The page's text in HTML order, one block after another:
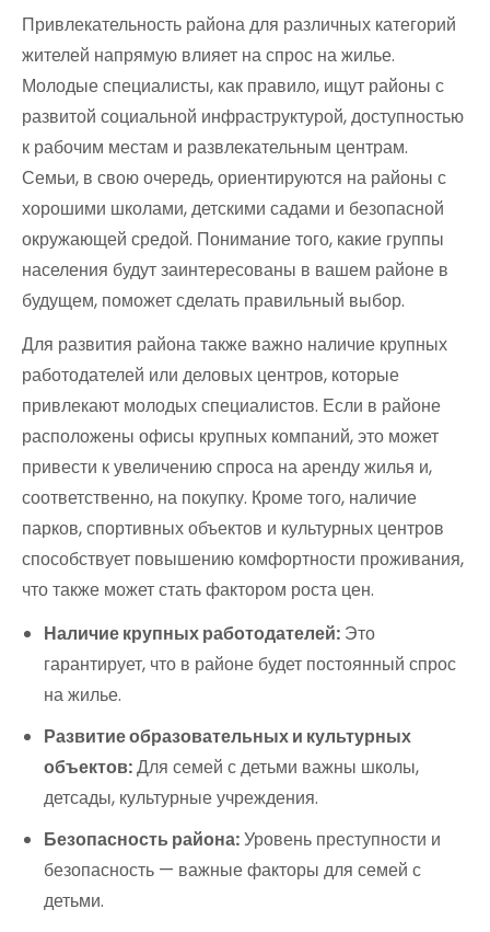
Привлекательность района для различных категорий
жителей напрямую влияет на спрос на жилье.
Молодые специалисты, как правило, ищут районы с
развитой социальной инфраструктурой, доступностью
к рабочим местам и развлекательным центрам.
Семьи, в свою очередь, ориентируются на районы с
хорошими школами, детскими садами и безопасной
окружающей средой. Понимание того, какие группы
населения будут заинтересованы в вашем районе в
будущем, поможет сделать правильный выбор.
Для развития района также важно наличие крупных
работодателей или деловых центров, которые
привлекают молодых специалистов. Если в районе
расположены офисы крупных компаний, это может
привести к увеличению спроса на аренду жилья и,
соответственно, на покупку. Кроме того, наличие
парков, спортивных объектов и культурных центров
способствует повышению комфортности проживания,
что также может стать фактором роста цен.
Наличие крупных работодателей: Это
гарантирует, что в районе будет постоянный спрос
на жилье.
Развитие образовательных и культурных
объектов:Для семей с детьми важны школы,
детсады, культурные учреждения.
Безопасность района:Уровень преступности и
безопасность — важные факторы для семей с
детьми.